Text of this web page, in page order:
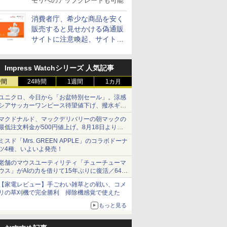
消費者庁、希少な商品を安く
販売すると見せかける偽通販
サイトに注意喚起、サイト名
Impress Watchシリーズ 人気記事
24時間 1週間 1カ月
ニクロ、今日から「お盆特別セール」。涼感
アサッカーワンピース待望値下げ、撥水ギア
ョーツは1990円に
クドナルド、マックデリバリーの朝マックの
低注文料金が500円値上げ。8月18日より
円から受付
スド「Mrs. GREEN APPLE」のコラボドーナ
4種、いよいよ発売！
舗のマウスユーティリティ「チューチューマ
ス」がAIの力を借りて15年ぶりに復活／64bit
、Windows 10/11、「Chrome」も走り回
。復活記念で2026年末まで500円
家電レビュー】手ごわい雑草との戦い、コメ
の草刈機で完全勝利 掃除機感覚で使えた
もっと見る